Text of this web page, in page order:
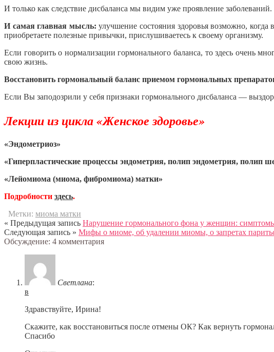
И только как следствие дисбаланса мы видим уже проявление
И самая главная мысль: улучшение состояния здоровья возможно, когда
приобретаете полезные привычки, прислушиваетесь к своему организму.
Если говорить о нормализации гормонального баланса, то здесь очень
свою жизнь.
Восстановить гормональный баланс приемом гормональных
Если Вы заподозрили у себя признаки гормонального дисбаланса —
Лекции из цикла «Женское здоровье»
«Эндометриоз»
«Гиперпластические процессы эндометрия, полип эндометрия, полип
«Лейомиома (миома, фибромиома) матки»
Подробности здесь.
Метки: миома матки
« Предыдущая запись Нарушение гормонального фона у женщин:
Следующая запись » Мифы о миоме, об удалении миомы, о запретах
Обсуждение: 4 комментария
Светлана:
в
Здравствуйте, Ирина!
Скажите, как восстановиться после отмены ОК? Как вернуть
Спасибо